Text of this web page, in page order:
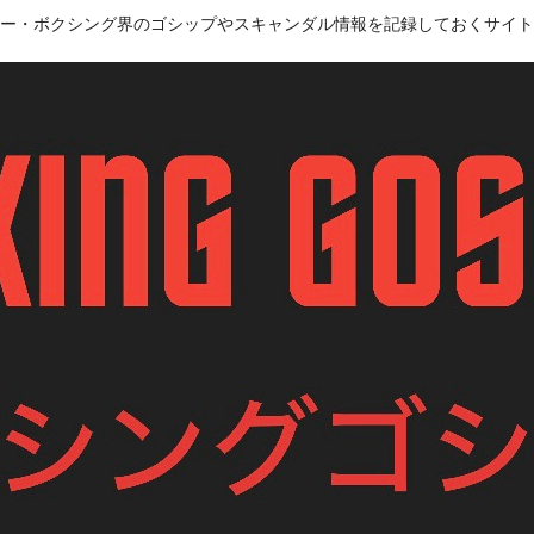
・ボクシング界のゴシップやスキャンダル情報を記録しておくサイ